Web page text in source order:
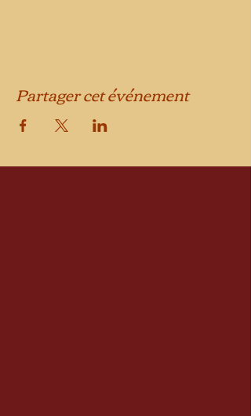
Partager cet événement